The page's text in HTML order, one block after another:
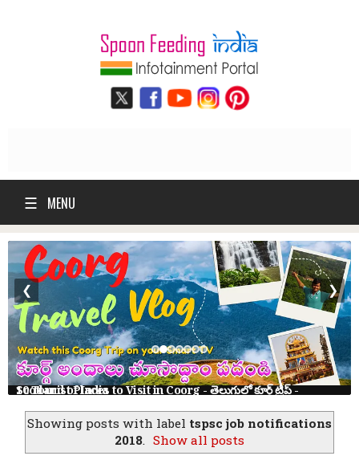
☰ MENU
10 Tourist Places to Visit in Coorg - తెలుగులో కూర్గ్ ట్రిప్ - Scotland of India
❮ ❯
Showing posts with label tspsc job notifications
2018. Show all posts